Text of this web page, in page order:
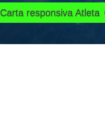
Carta responsiva Atleta